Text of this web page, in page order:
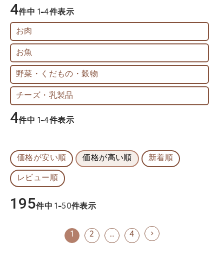
4件中 1-4件表示
お肉
お魚
野菜・くだもの・穀物
チーズ・乳製品
4件中 1-4件表示
価格が安い順 価格が高い順 新着順
レビュー順
195件中 1-50件表示
1 2 … 4